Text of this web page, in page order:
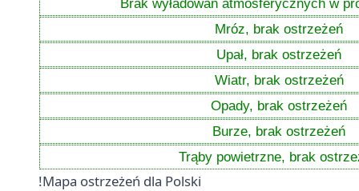
Brak wyładowań atmosferycznych w
Mróz, brak ostrzeżeń
Upał, brak ostrzeżeń
Wiatr, brak ostrzeżeń
Opady, brak ostrzeżeń
Burze, brak ostrzeżeń
Trąby powietrzne, brak
!Mapa ostrzeżeń dla Polski